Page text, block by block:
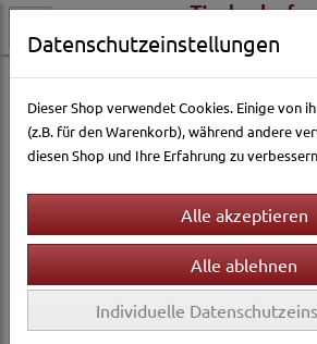
Hundewelt Halsbänder & Leinen
Filter
Datenschutzeinstellungen
Dieser Shop verwendet Cookies. Einige von
(z.B. für den Warenkorb), während andere
diesen Shop und Ihre Erfahrung zu
Individuelle